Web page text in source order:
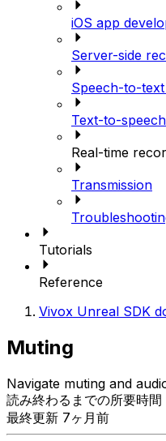
iOS app
Server-side
Speech-to-
Text-to-speech
Real-time
Transmission
Tutorials
Reference
Vivox Unreal SDK
Muting
Navigate muting and
読み終わるまでの所要時間
最終更新 7ヶ月前